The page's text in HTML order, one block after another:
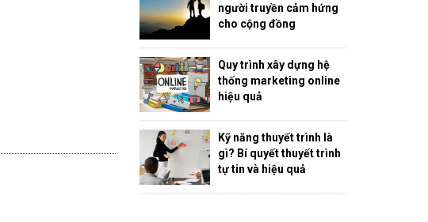
người truyền cảm hứng
cho cộng đồng
Quy trình xây dựng hệ
thống marketing online
hiệu quả
Kỹ năng thuyết trình là
gì? Bí quyết thuyết trình
tự tin và hiệu quả